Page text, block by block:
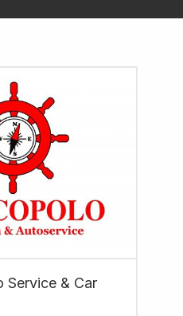
Service & Car